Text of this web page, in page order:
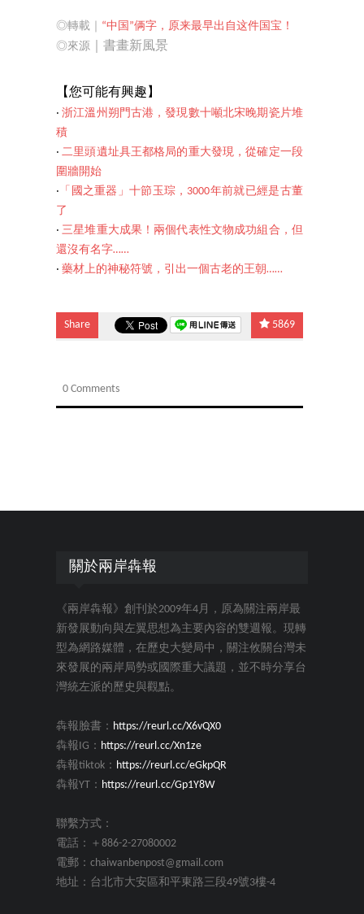
◎轉載｜ “中国”俩字，原来最早出自这件国宝！
◎來源 ｜書畫新風景
【您可能有興趣】
‧浙江溫州朔門古港，發現數十噸北宋晚期瓷片堆
積
‧二里頭遺址具王都格局的重大發現，從確定一段
圍牆開始
‧ 「國之重器」十節玉琮，3000年前就已經是古董
了
‧三星堆重大成果！兩個代表性文物成功組合，但
還沒有名字……
‧ 藥材上的神秘符號，引出一個古老的王朝……
Share 5869
0 Comments
關於兩岸犇報
《兩岸犇報》創刊於2009年4月，原為關注兩岸最
新發展動向與左翼思想為主要內容的雙週報。現轉
型為網路媒體，在歷史大變局中，關注攸關台灣未
來發展的兩岸局勢或國際重大議題，並不時分享台
灣統左派的歷史與觀點。
犇報臉書： https://reurl.cc/X6vQX0
犇報IG： https://reurl.cc/Xn1ze
犇報tiktok： https://reurl.cc/eGkpQR
犇報YT： https://reurl.cc/Gp1Y8W
聯繫方式：
電話：＋886-2-27080002
電郵：chaiwanbenpost@gmail.com
地址：台北市大安區和平東路三段49號3樓-4